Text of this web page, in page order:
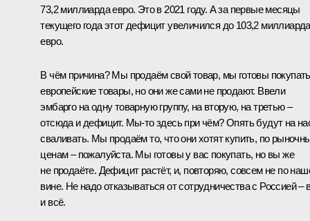
73,2 миллиарда евро. Это в 2021 году. А за первые месяцы
текущего года этот дефицит увеличился до 103,2 миллиарда
евро.
В чём причина? Мы продаём свой товар, мы готовы покупать
европейские товары, но они же сами не продают. Ввели
эмбарго на одну товарную группу, на вторую, на третью –
отсюда и дефицит. Мы-то здесь при чём? Опять будут на
сваливать. Мы продаём то, что они хотят купить, по
ценам – пожалуйста. Мы готовы у вас покупать, но вы же
не продаёте. Дефицит растёт, и, повторяю, совсем не по
вине. Не надо отказываться от сотрудничества с Россией –
и всё.